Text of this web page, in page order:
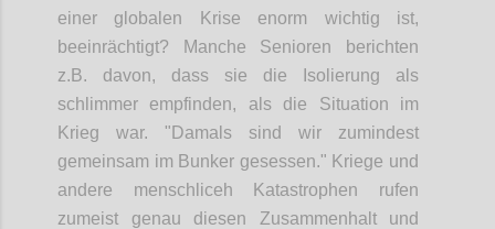
einer globalen Krise enorm wichtig ist,
beeinrächtigt? Manche Senioren berichten
z.B. davon, dass sie die Isolierung als
schlimmer empfinden, als die Situation im
Krieg war. "Damals sind wir zumindest
gemeinsam im Bunker gesessen." Kriege und
andere menschliceh Katastrophen rufen
zumeist genau diesen Zusammenhalt und